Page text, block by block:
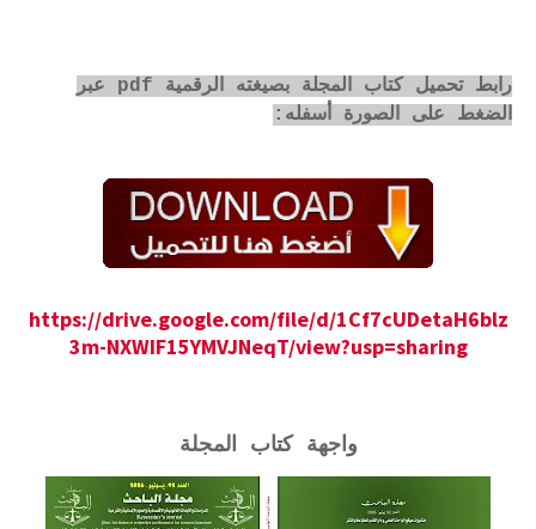
رابط تحميل كتاب المجلة بصيغته الرقمية pdf عبر
الضغط على الصورة أسفله:
https://drive.google.com/file/d/1Cf7cUDetaH6blz
3m-NXWIF15YMVJNeqT/view?usp=sharing
واجهة كتاب المجلة